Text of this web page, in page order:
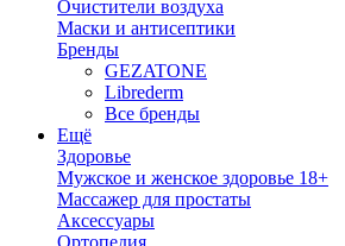
Очистители воздуха
Маски и антисептики
Бренды
GEZATONE
Librederm
Все бренды
Ещё
Здоровье
Мужское и женское здоровье 18+
Массажер для простаты
Аксессуары
Ортопедия